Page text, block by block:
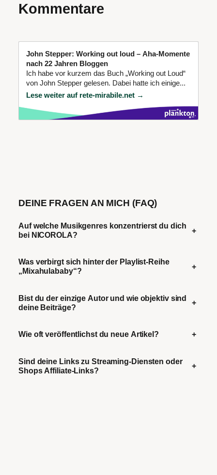
Kommentare
John Stepper: Working out loud – Aha-Momente
nach 22 Jahren Bloggen
Ich habe vor kurzem das Buch „Working out Loud“
von John Stepper gelesen. Dabei hatte ich einige...
Lese weiter auf rete-mirabile.net →
DEINE FRAGEN AN MICH (FAQ)
Auf welche Musikgenres konzentrierst du dich
bei NICOROLA?
+
Was verbirgt sich hinter der Playlist-Reihe
„Mixahulababy“?
+
Bist du der einzige Autor und wie objektiv sind
deine Beiträge?
+
Wie oft veröffentlichst du neue Artikel? +
Sind deine Links zu Streaming-Diensten oder
Shops Affiliate-Links?
+